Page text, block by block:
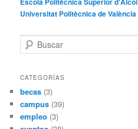
Universitat Politècnica de València
u
c
r
CATEGORÍAS
becas (3)
campus (39)
empleo (3)